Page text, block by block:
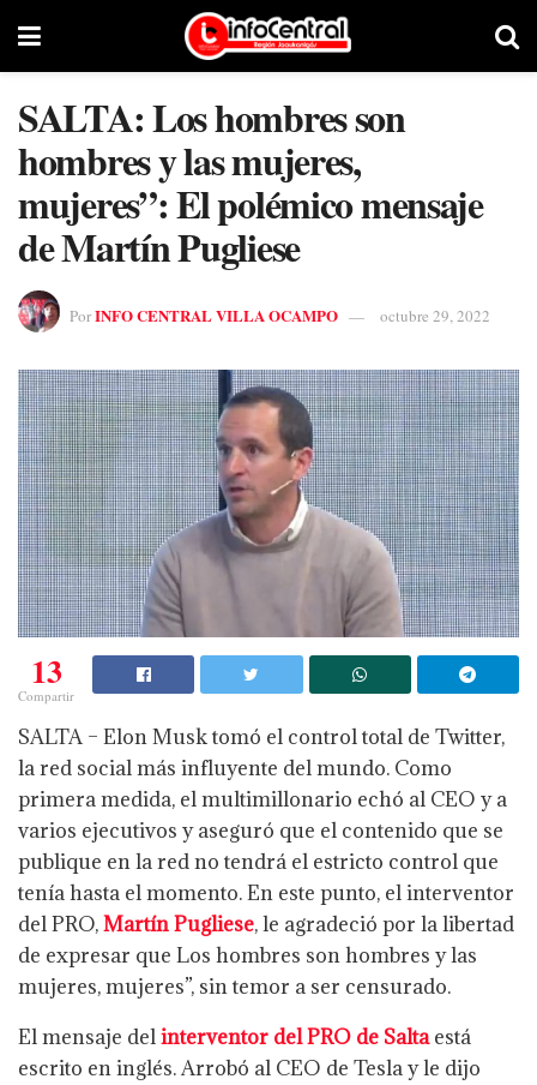
SALTA: Los hombres son
hombres y las mujeres,
mujeres”: El polémico mensaje
de Martín Pugliese
PorINFO CENTRAL VILLA OCAMPO octubre 29, 2022
13
Compartir
SALTA – Elon Musk tomó el control total de Twitter,
la red social más influyente del mundo. Como
primera medida, el multimillonario echó al CEO y a
varios ejecutivos y aseguró que el contenido que se
publique en la red no tendrá el estricto control que
tenía hasta el momento. En este punto, el interventor
del PRO,Martín Pugliese, le agradeció por la libertad
de expresar que Los hombres son hombres y las
mujeres, mujeres”, sin temor a ser censurado.
El mensaje delinterventor del PRO de Saltaestá
escrito en inglés. Arrobó al CEO de Tesla y le dijo